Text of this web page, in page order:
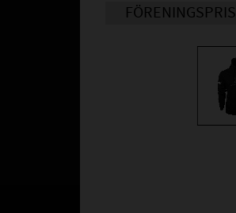
FÖRENINGSPRIS